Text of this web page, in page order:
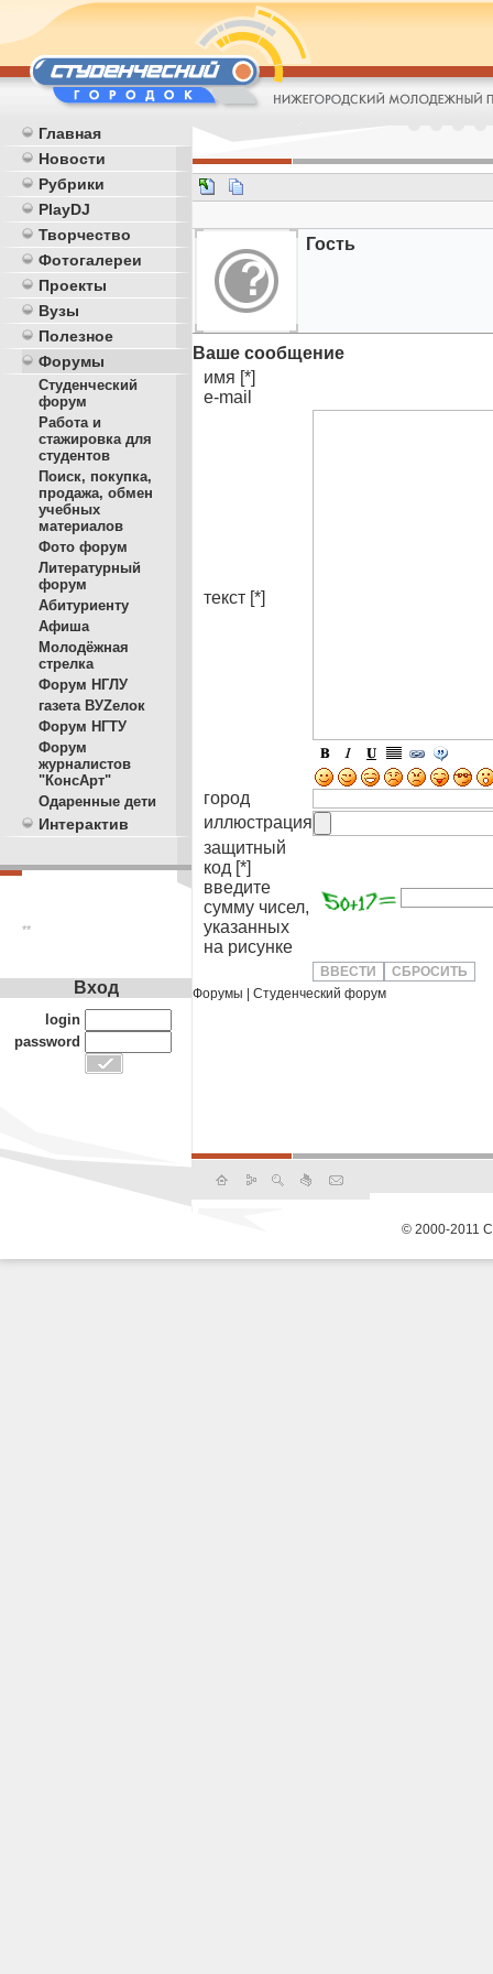
Главная
Новости
Рубрики
PlayDJ
Творчество
Фотогалереи
Проекты
Вузы
Полезное
Форумы
Студенческий
форум
Работа и
стажировка для
студентов
Поиск, покупка,
продажа, обмен
учебных
материалов
Фото форум
Литературный
форум
Абитуриенту
Афиша
Молодёжная
стрелка
Форум НГЛУ
газета ВУZелок
Форум НГТУ
Форум
журналистов
"КонсАрт"
Одаренные дети
Интерактив
**
Гость
Ваше сообщение
имя [*]
e-mail
текст [*]
город
иллюстрация
защитный
код [*]
введите
сумму чисел,
указанных
на рисунке
Форумы Студенческий форум
Вход
login
password
© 2000-2011